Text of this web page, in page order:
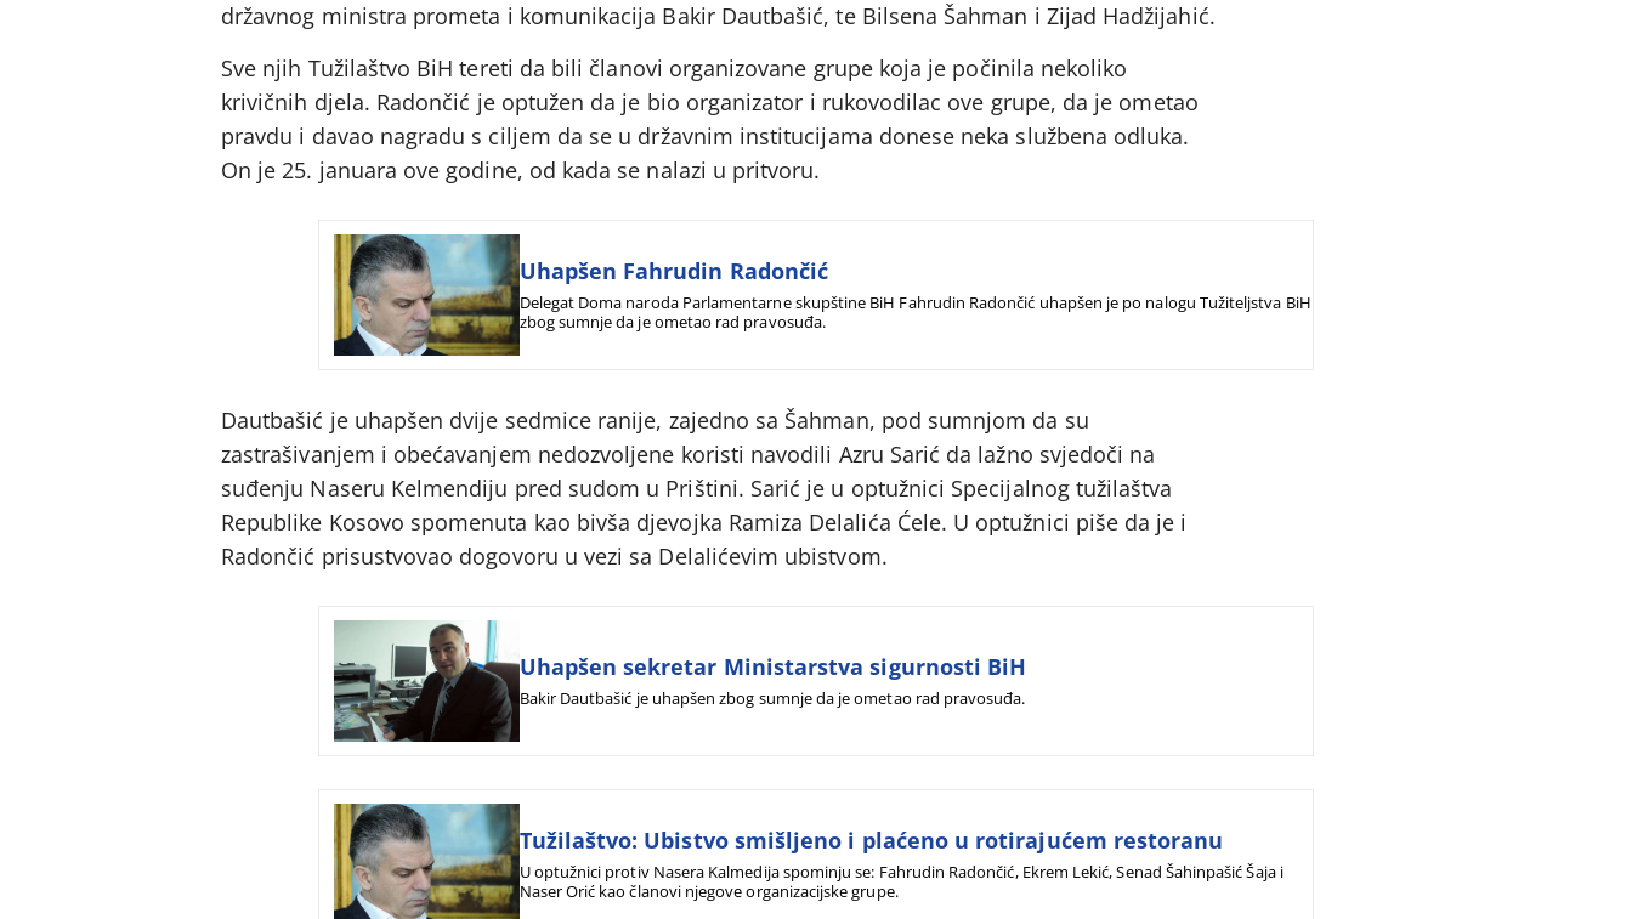
državnog ministra prometa i komunikacija Bakir Dautbašić, te Bilsena Šahman i Zijad Hadžijahić.
Sve njih Tužilaštvo BiH tereti da bili članovi organizovane grupe koja je počinila nekoliko
krivičnih djela. Radončić je optužen da je bio organizator i rukovodilac ove grupe, da je ometao
pravdu i davao nagradu s ciljem da se u državnim institucijama donese neka službena odluka.
On je 25. januara ove godine, od kada se nalazi u pritvoru.
Uhapšen Fahrudin Radončić
Delegat Doma naroda Parlamentarne skupštine BiH Fahrudin Radončić uhapšen je po nalogu Tužiteljstva BiH
zbog sumnje da je ometao rad pravosuđa.
Dautbašić je uhapšen dvije sedmice ranije, zajedno sa Šahman, pod sumnjom da su
zastrašivanjem i obećavanjem nedozvoljene koristi navodili Azru Sarić da lažno svjedoči na
suđenju Naseru Kelmendiju pred sudom u Prištini. Sarić je u optužnici Specijalnog tužilaštva
Republike Kosovo spomenuta kao bivša djevojka Ramiza Delalića Ćele. U optužnici piše da je i
Radončić prisustvovao dogovoru u vezi sa Delalićevim ubistvom.
Uhapšen sekretar Ministarstva sigurnosti BiH
Bakir Dautbašić je uhapšen zbog sumnje da je ometao rad pravosuđa.
Tužilaštvo: Ubistvo smišljeno i plaćeno u rotirajućem restoranu
U optužnici protiv Nasera Kalmedija spominju se: Fahrudin Radončić, Ekrem Lekić, Senad Šahinpašić Šaja i
Naser Orić kao članovi njegove organizacijske grupe.